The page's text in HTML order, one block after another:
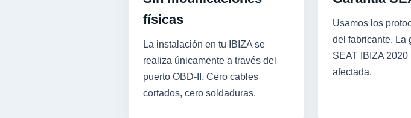
físicas
La instalación en tu IBIZA se
realiza únicamente a través del
puerto OBD-II. Cero cables
cortados, cero soldaduras.
Usamos los
del fabricante. La
SEAT IBIZA 2020
afectada.